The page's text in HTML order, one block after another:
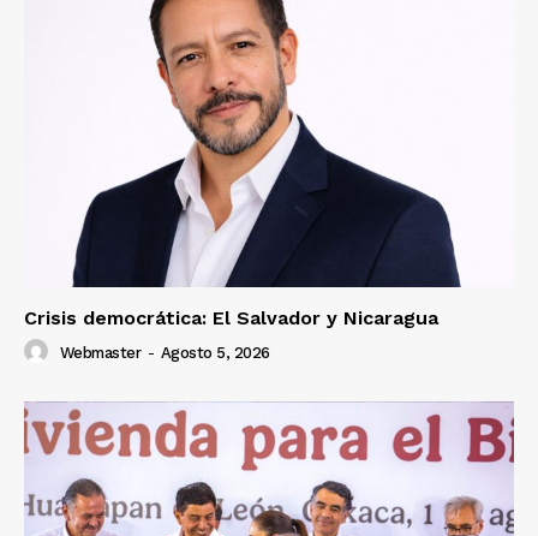
Crisis democrática: El Salvador y Nicaragua
Webmaster - Agosto 5, 2026